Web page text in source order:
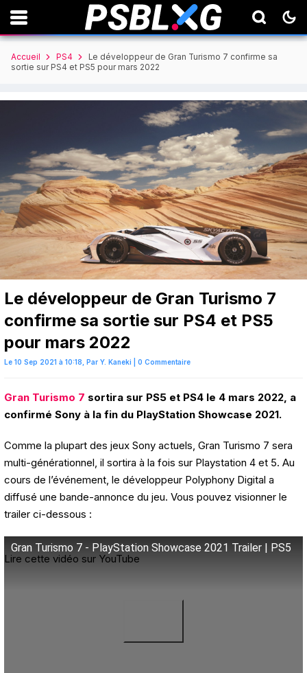
Accueil PS4
Le développeur de Gran Turismo 7 confirme sa
sortie sur PS4 et PS5 pour mars 2022
Le développeur de Gran Turismo 7
confirme sa sortie sur PS4 et PS5
pour mars 2022
Le 10 Sep 2021 à 10:18, Par Y. Kaneki 0 Commentaire
Gran Turismo 7 sortira sur PS5 et PS4 le 4 mars 2022, a
confirmé Sony à la fin du PlayStation Showcase 2021.
Comme la plupart des jeux Sony actuels, Gran Turismo 7 sera
multi-générationnel, il sortira à la fois sur Playstation 4 et 5. Au
cours de l’événement, le développeur Polyphony Digital a
diffusé une bande-annonce du jeu. Vous pouvez visionner le
trailer ci-dessous :
Gran Turismo 7 - PlayStation Showcase 2021 Trailer | PS5
Lire cette vidéo sur YouTube